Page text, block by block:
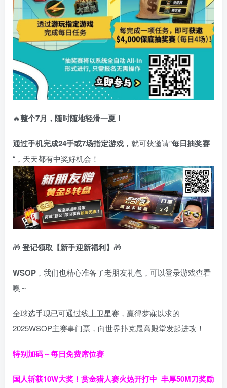
🔥整个7月，随时随地轻滑一夏！
通过手机完成24手或7场指定游戏， 就可获邀请”每日抽奖赛
“，天天都有中奖好机会！
🎁 登记领取【新手迎新福利】 🎁
WSOP ，我们也精心准备了老朋友礼包，可以登录游戏查看
噢～
全球选手现已可通过线上卫星赛，赢得梦寐以求的
2025WSOP主赛事门票，向世界扑克最高殿堂发起进攻！
特别加码～每日免费席位赛
国人斩获10W大奖！ 赏金猎人赛火热开打中 丰厚50M刀奖励